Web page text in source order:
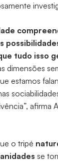
tudo isso
dimensões
estamos
afirma
o tripé
se